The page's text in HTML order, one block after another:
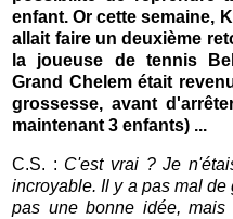
enfant. Or cette semaine,
allait faire un deuxième
la joueuse de tennis
Grand Chelem était
grossesse, avant
maintenant 3 enfants) ...
C.S. : C'est vrai ? Je
incroyable. Il y a pas mal
pas une bonne idée,